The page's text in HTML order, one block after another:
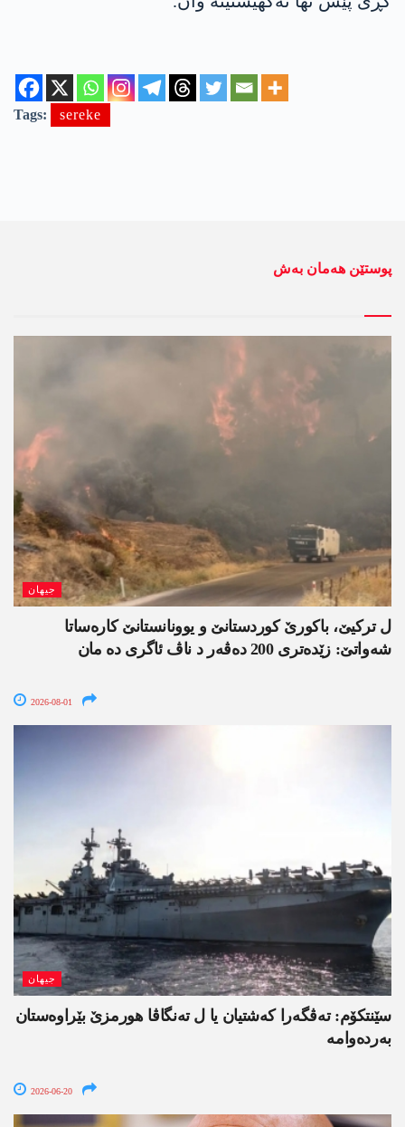
Tags: sereke
پوستێن ھەمان بەش
جیھان
ل ترکیێ، باکورێ کوردستانێ و یوونانستانێ کارەساتا
شەواتێ: زێدەتری 200 دەڤەر د ناڤ ئاگری دە مان
2026-08-01
جیھان
سێنتکۆم: تەڤگەرا کەشتیان یا ل تەنگاڤا ھورمزێ بێراوەستان
بەردەوامە
2026-06-20